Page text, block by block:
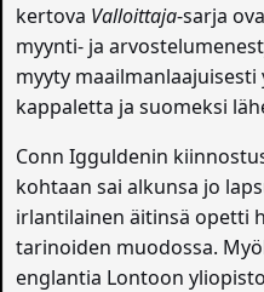
kertova Valloittaja-sarja
myynti- ja
myyty
kappaletta ja suomeksi
Conn Igguldenin
kohtaan sai alkunsa jo
irlantilainen äitinsä opetti
tarinoiden muodossa.
englantia Lontoon